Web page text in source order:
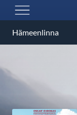
AVAA VALIKKO